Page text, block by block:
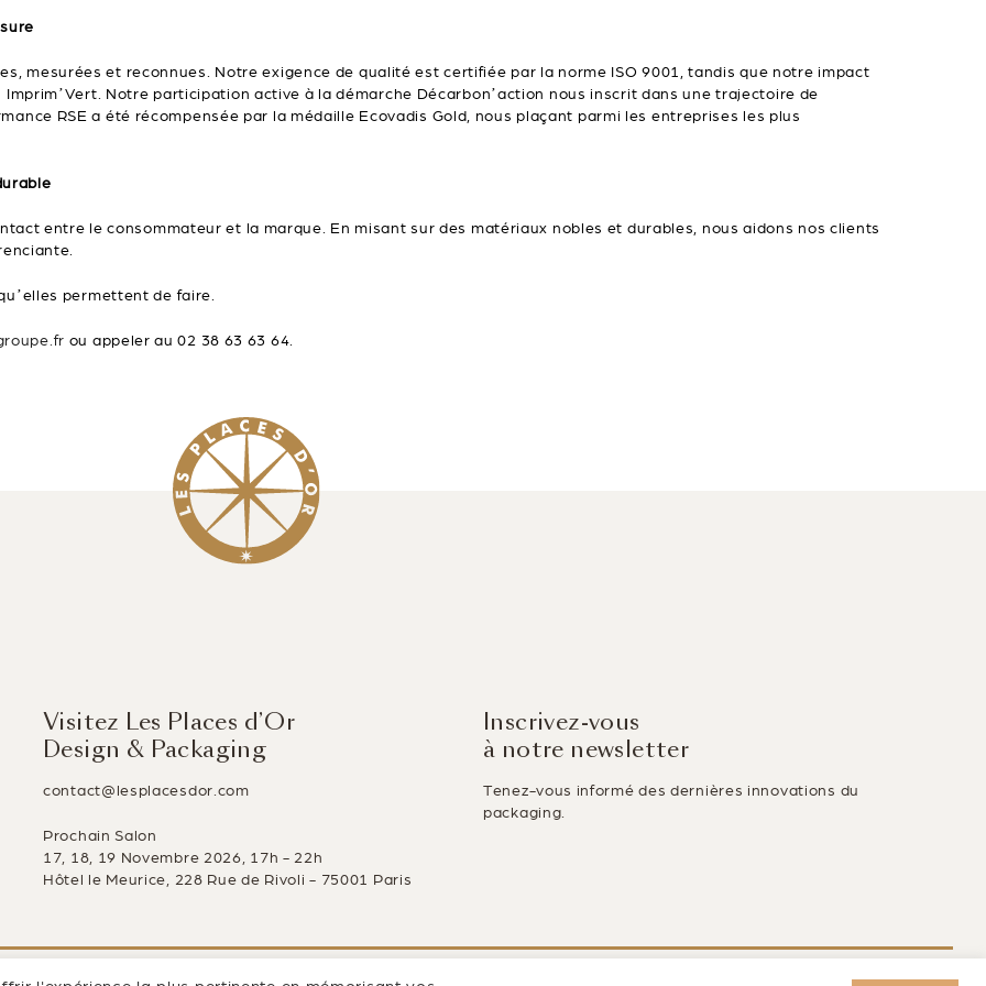
mesurées et reconnues. Notre exigence de qualité est certifiée par la norme ISO 9001, tandis que notre impact
Notre participation active à la démarche Décarbon’action nous inscrit dans une trajectoire de
RSE a été récompensée par la médaille Ecovadis Gold, nous plaçant parmi les entreprises les plus
entre le consommateur et la marque. En misant sur des matériaux nobles et durables, nous aidons nos clients
permettent de faire.
ou appeler au 02 38 63 63 64.
Visitez Les Places d’Or
Design & Packaging
contact@lesplacesdor.com
Prochain Salon
17, 18, 19 Novembre 2026, 17h - 22h
Hôtel le Meurice, 228 Rue de Rivoli - 75001 Paris
Inscrivez-vous
à notre newsletter
Tenez-vous informé des dernières innovations du
packaging.